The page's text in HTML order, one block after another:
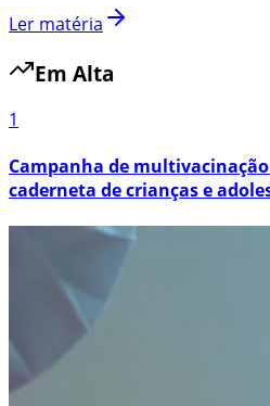
Ler matéria
Em Alta
1
Campanha de
caderneta de crianças e